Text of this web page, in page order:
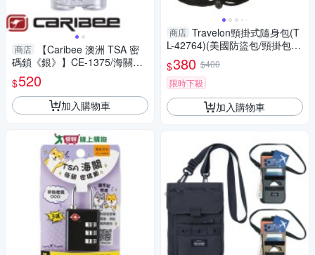
商店
【Caribee 澳洲 TSA 密
碼鎖《銀》】CE-1375/海關鎖/
防盜鎖/安全鎖/三碼鎖
$520
加入購物車
商店 Travelon頸掛式隨身包(T
L-42764)(美國防盜包/頸掛包/
護照防盜包/旅遊防盜包/父親節
禮物/GetSport)
$380 $400
限時下殺
加入購物車